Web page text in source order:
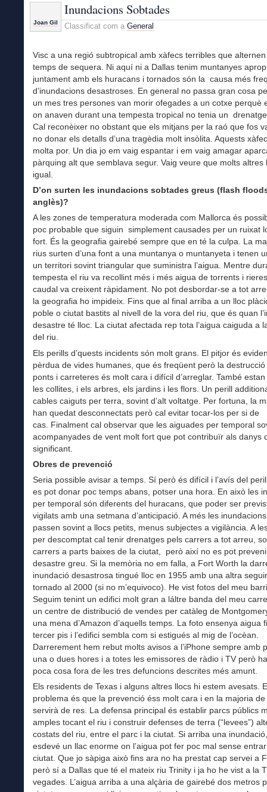
Joan Gil
Inundacions Sobtades
Classificat com a General
Visc a una regió subtropical amb xàfecs terribles que
temps de sequera. Ni aquí ni a Dallas tenim muntanyes
juntament amb els huracans i tornados són la causa més
d’inundacions desastroses. En general no passa gran cosa
un mes tres persones van morir ofegades a un cotxe perquè
on anaven durant una tempesta tropical no tenia un
Cal reconèixer no obstant que els mitjans per la raó que fos
no donar els detalls d’una tragèdia molt insòlita. Aquests
molta por. Un dia jo em vaig espantar i em vaig amagar
pàrquing alt que semblava segur. Vaig veure que molts altres
igual.
D’on surten les inundacions sobtades greus (flash
anglès)?
A les zones de temperatura moderada com Mallorca és
poc probable que siguin simplement causades per un ruixat
fort. És la geografia gairebé sempre que en té la culpa. La
rius surten d’una font a una muntanya o muntanyeta i tenen
un territori sovint triangular que suministra l’aigua. Mentre
tempesta el riu va recollint més i més aigua de torrents i
caudal va creixent ràpidament. No pot desbordar-se a tot
la geografia ho impideix. Fins que al final arriba a un lloc
poble o ciutat bastits al nivell de la vora del riu, que és quan
desastre té lloc. La ciutat afectada rep tota l’aigua caiguda a
del riu.
Els perills d’quests incidents són molt grans. El pitjor és
pèrdua de vides humanes, que és freqüent però la destrucció
ponts i carreteres és molt cara i difícil d’arreglar. També
les collites, i els arbres, els jardins i les flors. Un perill
cables caiguts per terra, sovint d’alt voltatge. Per fortuna, la
han quedat desconnectats però cal evitar tocar-los per si de
cas. Finalment cal observar que les aiguades per temporal
acompanyades de vent molt fort que pot contribuïr als danys
significant.
Obres de prevenció
Seria possible avisar a temps. Sí però és difícil i l’avís del
es pot donar poc temps abans, potser una hora. En això les
per temporal són diferents del huracans, que poder ser
vigilats amb una setmana d’anticipació. A més les
passen sovint a llocs petits, menus subjectes a vigilància. A
per descomptat cal tenir drenatges pels carrers a tot arreu,
carrers a parts baixes de la ciutat, però així no es pot
desastre greu. Si la memòria no em falla, a Fort Worth la
inundació desastrosa tingué lloc en 1955 amb una altra
tornado al 2000 (si no m’equivoco). He vist fotos del meu
Seguim tenint un edifici molt gran a láltre banda del meu
un centre de distribució de vendes per catàleg de
una mena d’Amazon d’aquells temps. La foto ensenya aigua
tercer pis i l’edifici sembla com si estigués al mig de l’ocèan.
Darrerement hem rebut molts avisos a l’iPhone sempre amb
una o dues hores i a totes les emissores de ràdio i TV però
poca cosa fora de les tres defuncions descrites més amunt.
Els residents de Texas i alguns altres llocs hi estem avesats.
problema és que la prevenció éss molt cara i en la majoria
servirà de res. La defensa principal és establir parcs públics
amples tocant el riu i construir defenses de terra (“levees”)
costats del riu, entre el parc i la ciutat. Si arriba una
esdevé un llac enorme on l’aigua pot fer poc mal sense
ciutat. Que jo sàpiga això fins ara no ha prestat cap servei a
però sí a Dallas que té el mateix riu Trinity i ja ho he vist a la
vegades. L’aigua arriba a una alçària de gairebé dos metros